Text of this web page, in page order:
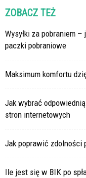
ZOBACZ TEŻ
Wysyłki za pobraniem
paczki pobraniowe
Maksimum komfortu
Jak wybrać
stron internetowych
Jak poprawić zdolności
Ile jest się w BIK po